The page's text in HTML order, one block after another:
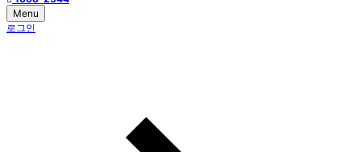
Menu
로그인